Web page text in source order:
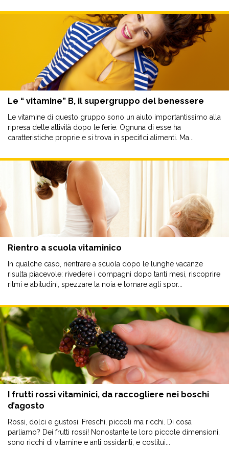
Le “ vitamine” B, il supergruppo del benessere
Le vitamine di questo gruppo sono un aiuto importantissimo alla
ripresa delle attività dopo le ferie. Ognuna di esse ha
caratteristiche proprie e si trova in specifici alimenti. Ma...
Rientro a scuola vitaminico
In qualche caso, rientrare a scuola dopo le lunghe vacanze
risulta piacevole: rivedere i compagni dopo tanti mesi, riscoprire
ritmi e abitudini, spezzare la noia e tornare agli spor...
I frutti rossi vitaminici, da raccogliere nei boschi
d’agosto
Rossi, dolci e gustosi. Freschi, piccoli ma ricchi. Di cosa
parliamo? Dei frutti rossi! Nonostante le loro piccole dimensioni,
sono ricchi di vitamine e anti ossidanti, e costitui...